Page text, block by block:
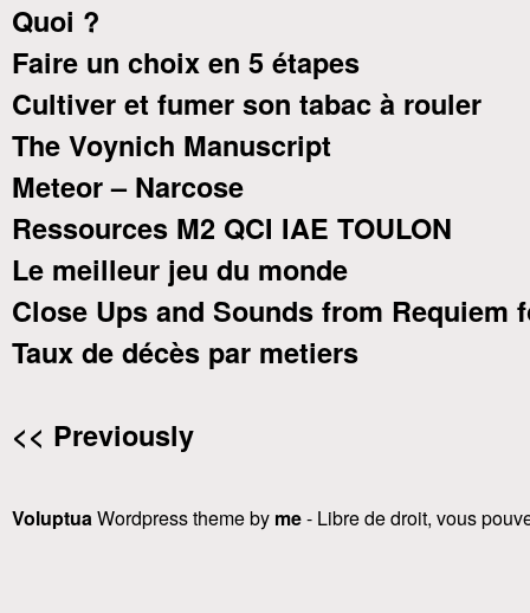
Quoi ?
Faire un choix en 5 étapes
Cultiver et fumer son tabac à rouler
The Voynich Manuscript
Meteor – Narcose
Ressources M2 QCI IAE TOULON
Le meilleur jeu du monde
Close Ups and Sounds from Requiem
Taux de décès par metiers
<< Previously
VoluptuaWordpress theme by me- Libre de droit, vous